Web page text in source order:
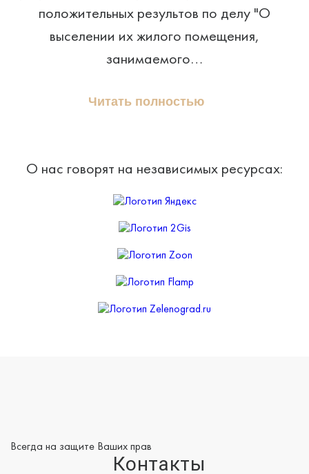
положительных результов по делу "О
выселении их жилого помещения,
занимаемого…
Читать полностью
О нас говорят на независимых ресурсах:
Всегда на защите Ваших прав
Контакты